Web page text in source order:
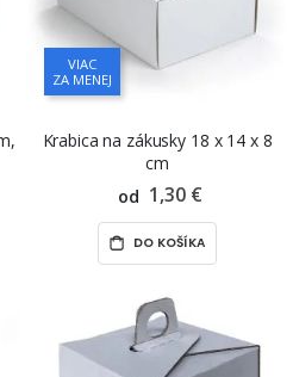
VIAC
ZA MENEJ
Krabica na zákusky 18 x 14 x 8
cm
od 1,30 €
DO KOŠÍKA